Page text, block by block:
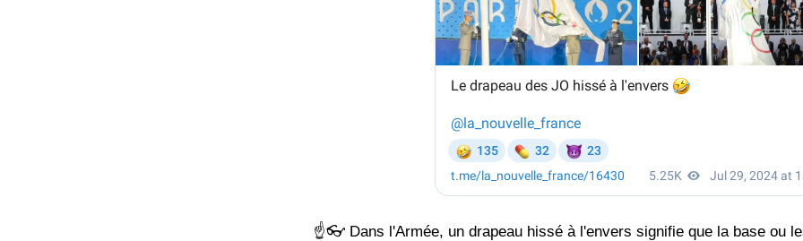
☝️👓 Dans l'Armée, un drapeau hissé à l'envers signifie que la base ou